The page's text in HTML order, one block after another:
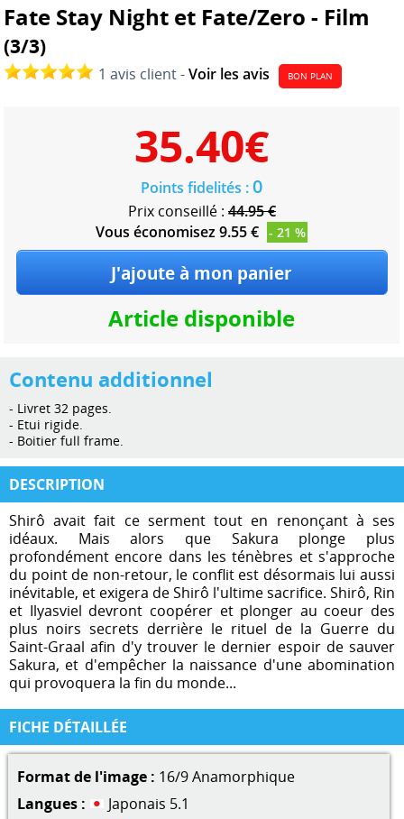
Fate Stay Night et Fate/Zero - Film
(3/3)
1 avis client -Voir les avis BON PLAN
35.40€
Points fidelités :0
Prix conseillé : 44.95 €
Vous économisez 9.55 €
- 21 %
Article disponible
Contenu additionnel
- Livret 32 pages.
- Etui rigide.
- Boitier full frame.
DESCRIPTION
Shirô avait fait ce serment tout en renonçant à ses
idéaux. Mais alors que Sakura plonge plus
profondément encore dans les ténèbres et s'approche
du point de non-retour, le conflit est désormais lui aussi
inévitable, et exigera de Shirô l'ultime sacrifice. Shirô, Rin
et Ilyasviel devront coopérer et plonger au coeur des
plus noirs secrets derrière le rituel de la Guerre du
Saint-Graal afin d'y trouver le dernier espoir de sauver
Sakura, et d'empêcher la naissance d'une abomination
qui provoquera la fin du monde...
FICHE DÉTAILLÉE
Format de l'image : 16/9 Anamorphique
Langues :
Japonais 5.1